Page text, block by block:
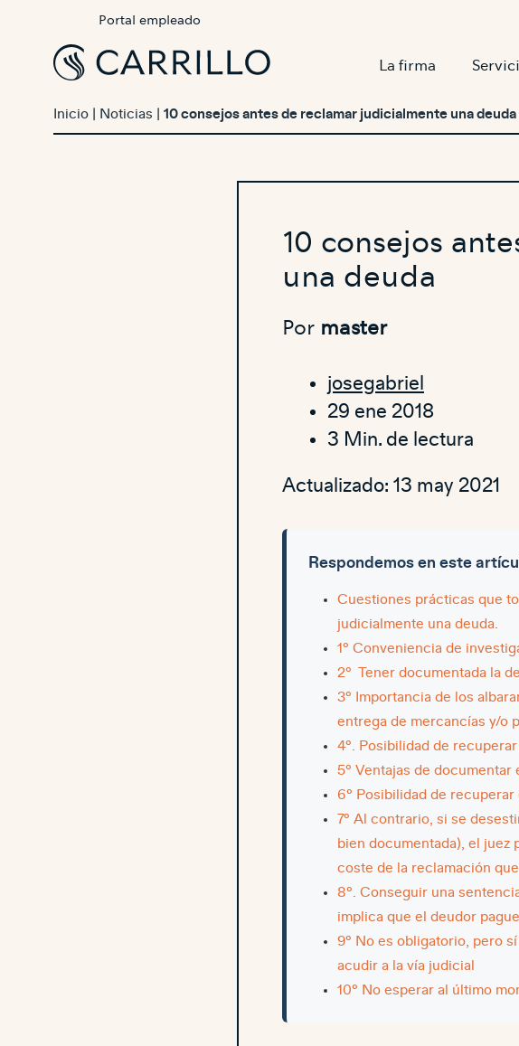
Portal empleado
La firma
Inicio Noticias |10 consejos antes de reclamar judicialmente una deuda
10 consejos
una deuda
Por master
josegabriel
29 ene 2018
3 Min. de lectura
Actualizado: 13 may 2021
Respondemos en este
Cuestiones prácticas que
judicialmente una deuda.
1º Conveniencia de
2º Tener documentada la
3º Importancia de los
entrega de mercancías y/o
4º. Posibilidad de
5º Ventajas de
6º Posibilidad de
7º Al contrario, si se
bien documentada), el juez
coste de la reclamación
8º. Conseguir una
implica que el deudor
9º No es obligatorio, pero
acudir a la vía judicial
10º No esperar al último